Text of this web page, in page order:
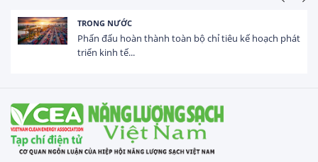
TRONG NƯỚC
Phấn đấu hoàn thành toàn bộ chỉ tiêu kế hoạch phát
triển kinh tế...